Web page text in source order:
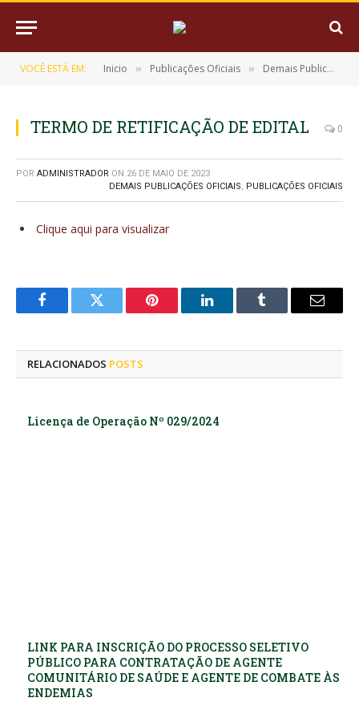
VOCÊ ESTÁ EM: Inicio » Publicações Oficiais » Demais Publicações Oficiais
TERMO DE RETIFICAÇÃO DE EDITAL 0
POR ADMINISTRADOR ON 26 DE MAIO DE 2023
DEMAIS PUBLICAÇÕES OFICIAIS, PUBLICAÇÕES OFICIAIS
Clique aqui para visualizar
FacebookTwitter Pinterest LinkedInTumblr
E-
RELACIONADOS POSTS
Licença de Operação Nº 029/2024
LINK PARA INSCRIÇÃO DO PROCESSO SELETIVO
PÚBLICO PARA CONTRATAÇÃO DE AGENTE
COMUNITÁRIO DE SAÚDE E AGENTE DE COMBATE ÀS
ENDEMIAS